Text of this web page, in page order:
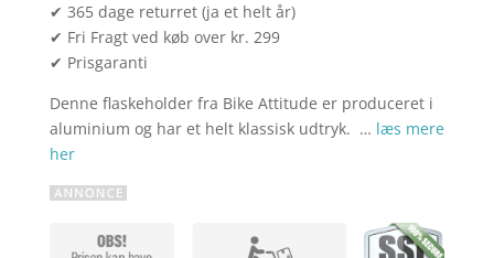
✔ 365 dage returret (ja et helt år)
✔ Fri Fragt ved køb over kr. 299
✔ Prisgaranti
Denne flaskeholder fra Bike Attitude er produceret i
aluminium og har et helt klassisk udtryk. … læs mere
her